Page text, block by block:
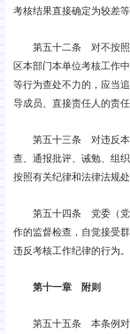
考核结果直接确定为较差
第五十二条 对不按照
区本部门本单位考核工作
等行为查处不力的，应当
导成员、直接责任人的责任
第五十三条 对违反本
查、通报批评、诫勉、组
按照有关纪律和法律法规处
第五十四条 党委（党
作的监督检查，自觉接受
违反考核工作纪律的行为。
第十一章 附则
第五十五条 本条例对工